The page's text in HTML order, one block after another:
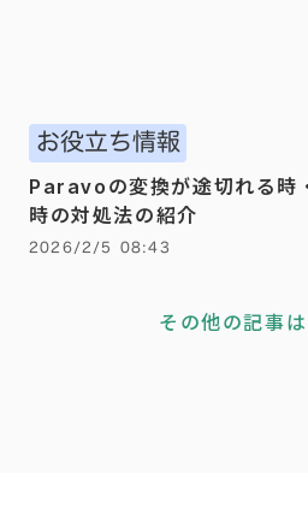
お役立ち情報
Paravoの変換が途切れる時
時の対処法の紹介
2026/2/5 08:43
その他の記事